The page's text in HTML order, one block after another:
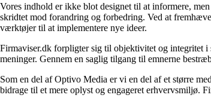
Vores indhold er ikke blot designet til at informere,
skridtet mod forandring og forbedring. Ved at
værktøjer til at implementere nye ideer.
Firmaviser.dk forpligter sig til objektivitet og integritet i
meninger. Gennem en saglig tilgang til emnerne
Som en del af Optivo Media er vi en del af et større
bidrage til et mere oplyst og engageret erhvervsmiljø.